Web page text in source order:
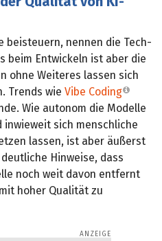
beisteuern, nennen die Tech-
beim Entwickeln ist aber die
ohne Weiteres lassen sich
Trends wie Vibe Coding
Wie autonom die Modelle
sich menschliche
lassen, ist aber äußerst
Hinweise, dass
noch weit davon entfernt
hoher Qualität zu